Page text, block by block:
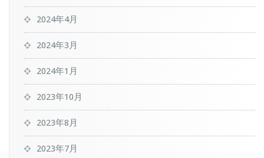
2024年4月
2024年3月
2024年1月
2023年10月
2023年8月
2023年7月